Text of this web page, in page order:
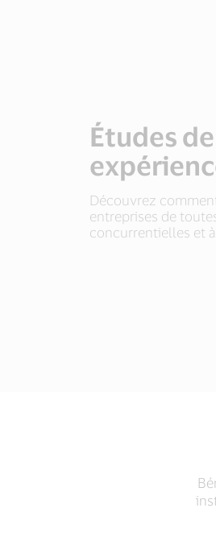
Études
Découvrez
entreprises de
concurrentielles et